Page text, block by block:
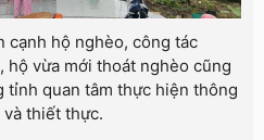
cạnh hộ nghèo, công tác
hộ vừa mới thoát nghèo cũng
tỉnh quan tâm thực hiện thông
thiết thực.